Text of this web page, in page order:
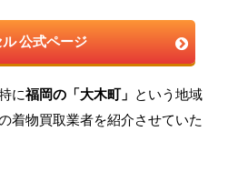
公式ページ
に福岡の「大木町」 という地域
着物買取業者を紹介させていた